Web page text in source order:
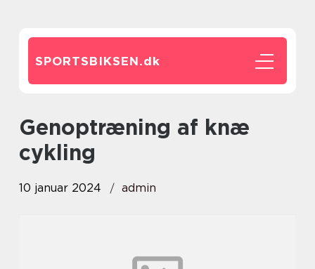
SPORTSBIKSEN.dk
genoptræning af knæ
cykling
10 januar 2024 admin